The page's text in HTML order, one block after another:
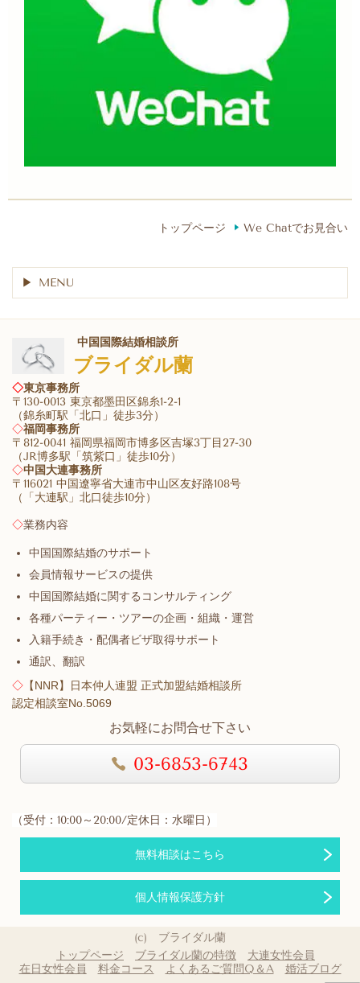
トップページ We Chatでお見合い
MENU
中国国際結婚相談所
ブライダル蘭
◇東京事務所
〒130-0013 東京都墨田区錦糸1-2-1
（錦糸町駅「北口」徒歩3分）
◇福岡事務所
〒812-0041 福岡県福岡市博多区吉塚3丁目27-30
（JR博多駅「筑紫口」徒歩10分）
◇中国大連事務所
〒116021 中国遼寧省大連市中山区友好路108号
（「大連駅」北口徒歩10分）
◇業務内容
中国国際結婚のサポート
会員情報サービスの提供
中国国際結婚に関するコンサルティング
各種パーティー・ツアーの企画・組織・運営
入籍手続き・配偶者ビザ取得サポート
通訳、翻訳
◇ 【NNR】日本仲人連盟 正式加盟結婚相談所
認定相談室No.5069
お気軽にお問合せ下さい
03-6853-6743
（受付：10:00～20:00/定休日：水曜日）
無料相談はこちら
個人情報保護方針
(c) ブライダル蘭
トップページ
ブライダル蘭の特徴
大連女性会員
在日女性会員
料金コース よくあるご質問Q＆A 婚活ブログ